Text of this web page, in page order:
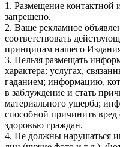
1. Размещение
запрещено.
2. Ваше рекламное
соответствовать
принципам нашего
3. Нельзя размещать
характера: услугах,
гаданием; информацию,
в заблуждение и стать
материального ущерба;
способной причинить
здоровью граждан.
4. Не должны нарушаться